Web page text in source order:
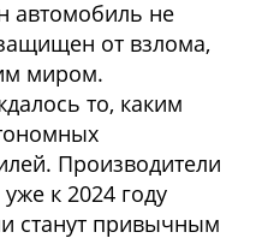
автомобиль не
от взлома,
миром.
то, каким
Производители
к 2024 году
станут привычным